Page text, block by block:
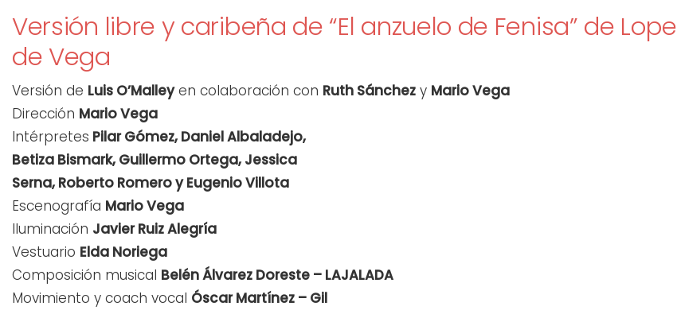
Versión libre y caribeña de “El anzuelo de Fenisa” de Lope
de Vega
Versión de Luis O’Malleyen colaboración con Ruth Sánchez y Mario Vega
Dirección Mario Vega
Intérpretes Pilar Gómez, Daniel Albaladejo,
Betiza Bismark, Guillermo Ortega, Jessica
Serna, Roberto Romero y Eugenio Villota
Escenografía Mario Vega
Iluminación Javier Ruiz Alegría
Vestuario Elda Noriega
Composición musical Belén Álvarez Doreste – LAJALADA
Movimiento y coach vocal Óscar Martínez – Gil